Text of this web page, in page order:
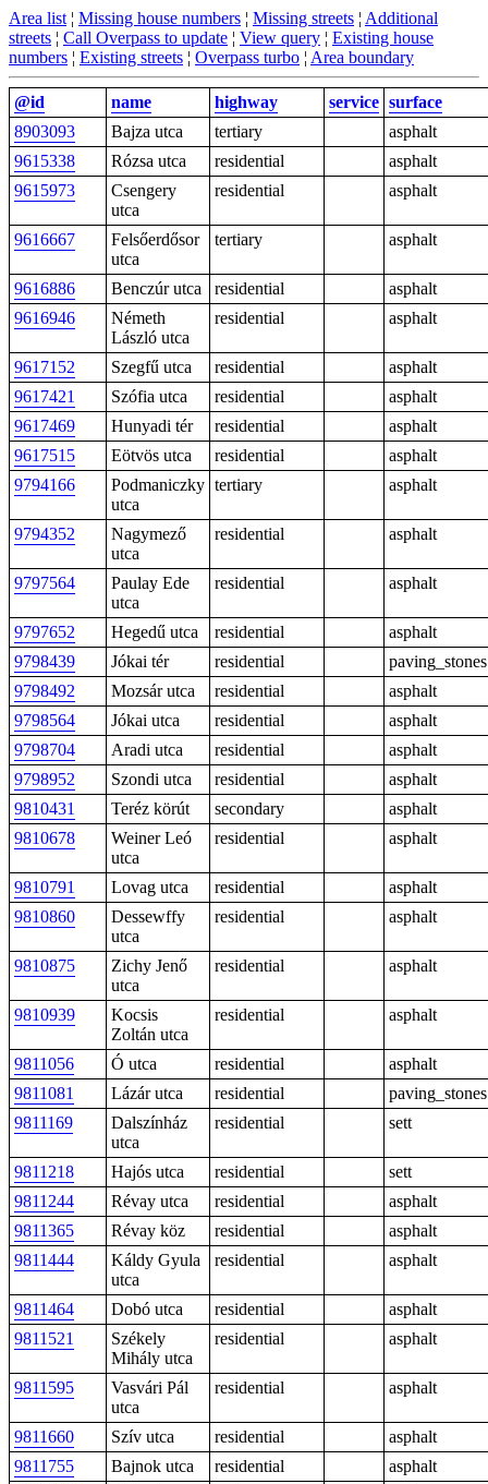
Area list ¦ Missing house numbers ¦ Missing streets ¦ Additional
streets ¦ Call Overpass to update ¦ View query ¦ Existing house
numbers ¦ Existing streets ¦ Overpass turbo ¦ Area boundary
@id name highway service surface
8903093
Bajza utca tertiary
asphalt
9615338
Rózsa utca residential
asphalt
9615973
Csengery
utca
residential asphalt
9616667
Felsőerdősor
utca
tertiary asphalt
9616886 Benczúr utca residential
asphalt
9616946
Németh
László utca
residential asphalt
9617152 Szegfű utca residential
asphalt
9617421
Szófia utca residential
asphalt
9617469
Hunyadi tér residential
asphalt
9617515
Eötvös utca residential
asphalt
9794166
Podmaniczky
utca
tertiary asphalt
9794352
Nagymező
utca
residential asphalt
9797564
Paulay Ede
utca
residential asphalt
9797652 Hegedű utca residential
asphalt
9798439
Jókai tér residential
paving_stones
9798492
Mozsár utca residential
asphalt
9798564
Jókai utca residential
asphalt
9798704
Aradi utca residential
asphalt
9798952
Szondi utca residential
asphalt
9810431
Teréz körút secondary
asphalt
9810678
Weiner Leó
utca
residential asphalt
9810791 Lovag utca residential
asphalt
9810860
Dessewffy
utca
residential asphalt
9810875
Zichy Jenő
utca
residential asphalt
9810939
Kocsis
Zoltán utca
residential asphalt
9811056 Ó utca residential
asphalt
9811081
Lázár utca residential
paving_stones
9811169
Dalszínház
utca
residential sett
9811218 Hajós utca residential
sett
9811244
Révay utca residential
asphalt
9811365
Révay köz residential
asphalt
9811444
Káldy Gyula
utca
residential asphalt
9811464 Dobó utca residential
asphalt
9811521
Székely
Mihály utca
residential asphalt
9811595
Vasvári Pál
utca
residential asphalt
9811660 Szív utca residential
asphalt
9811755
Bajnok utca residential
asphalt